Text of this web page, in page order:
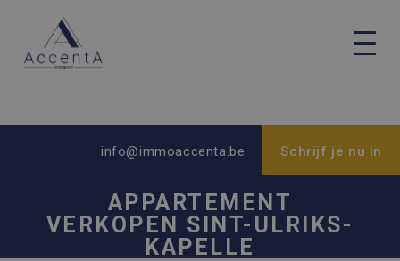
info@immoaccenta.be Schrijf je nu in
APPARTEMENT
VERKOPEN SINT-ULRIKS-
KAPELLE